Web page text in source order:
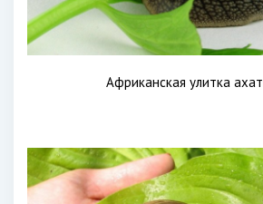
Африканская улитка